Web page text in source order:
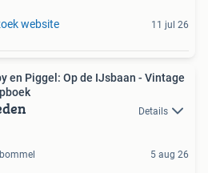
website 11 jul 26
en Piggel: Op de IJsbaan - Vintage
Details
5 aug 26